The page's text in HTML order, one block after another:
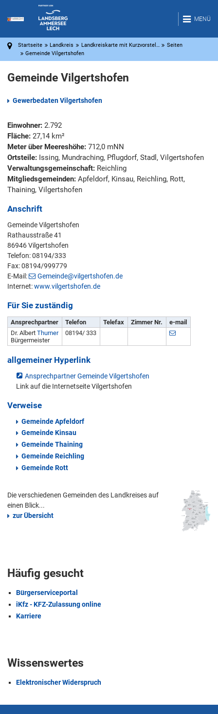
MENÜ
Startseite Landkreis Landkreiskarte mit Kurzvorstel…
Seiten
Gemeinde Vilgertshofen
Gemeinde Vilgertshofen
Gewerbedaten Vilgertshofen
Einwohner:2.792
Fläche:27,14 km²
Meter über Meereshöhe:712,0 mNN
Ortsteile:Issing, Mundraching, Pflugdorf, Stadl, Vilgertshofen
Verwaltungsgemeinschaft:Reichling
Mitgliedsgemeinden:Apfeldorf, Kinsau, Reichling, Rott,
Thaining, Vilgertshofen
Anschrift
Gemeinde Vilgertshofen
Rathausstraße 41
86946 Vilgertshofen
Telefon: 08194/333
Fax: 08194/999779
E-Mail:
Gemeinde@vilgertshofen.de
Internet:www.vilgertshofen.de
Für Sie zuständig
Ansprechpartner Telefon Telefax Zimmer Nr.
e-mail
Dr. AlbertThurner
Bürgermeister
08194/ 333
allgemeiner Hyperlink
Ansprechpartner Gemeinde Vilgertshofen
Link auf die Internetseite Vilgertshofen
Verweise
Gemeinde Apfeldorf
Gemeinde Kinsau
Gemeinde Thaining
Gemeinde Reichling
Gemeinde Rott
Die verschiedenen Gemeinden des Landkreises auf
einen Blick...
zur Übersicht
Häufig gesucht
Bürgerserviceportal
iKfz - KFZ-Zulassung online
Karriere
Wissenswertes
Elektronischer Widerspruch